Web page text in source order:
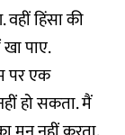
वहीं हिंसा की
पाए.
पर एक
हो सकता. मैं